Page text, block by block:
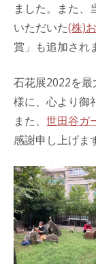
ました。また、
いただいた(株)
賞」も追加され
石花展2022を
様に、心より御
また、 世田谷ガ
感謝申し上げま